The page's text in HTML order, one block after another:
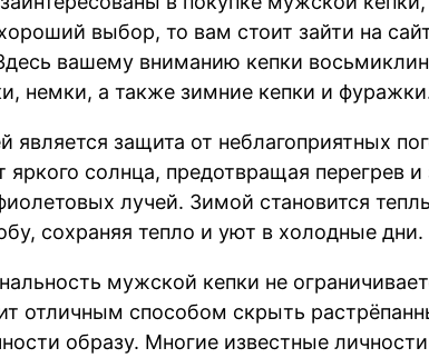
выбор, то вам стоит зайти на
вашему вниманию кепки
немки, а также зимние кепки и
является защита от неблагоприятных
яркого солнца, предотвращая перегрев
лучей. Зимой становится
сохраняя тепло и уют в холодные дни.
мужской кепки не
отличным способом скрыть
образу. Многие известные